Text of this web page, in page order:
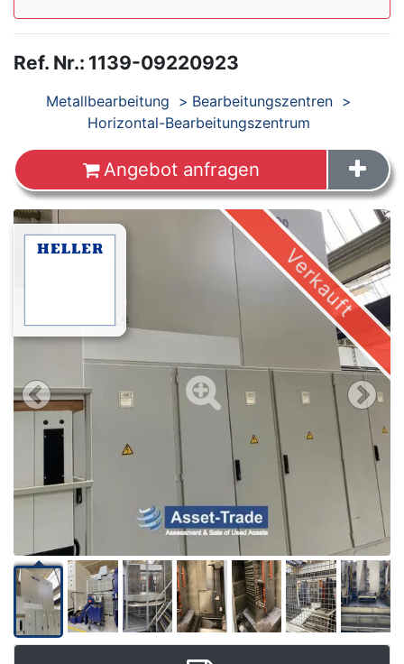
Ref. Nr.: 1139-09220923
ProdukteMetallbearbeitung
Bearbeitungszentren
Horizontal-Bearbeitungszentrum
Angebot anfragen
Verkauft